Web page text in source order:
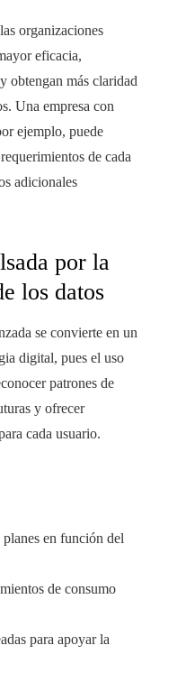
organizaciones
eficacia,
obtengan más claridad
Una empresa con
ejemplo, puede
de cada
adicionales
por la
los datos
se convierte en un
digital, pues el uso
patrones de
y ofrecer
cada usuario.
en función del
de consumo
para apoyar la